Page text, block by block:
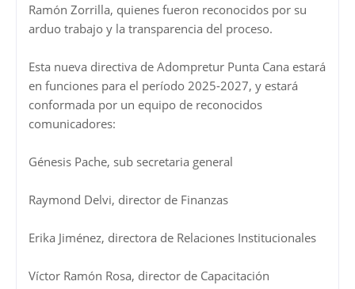
Ramón Zorrilla, quienes fueron reconocidos por su
arduo trabajo y la transparencia del proceso.
Esta nueva directiva de Adompretur Punta Cana estará
en funciones para el período 2025-2027, y estará
conformada por un equipo de reconocidos
comunicadores:
Génesis Pache, sub secretaria general
Raymond Delvi, director de Finanzas
Erika Jiménez, directora de Relaciones Institucionales
Víctor Ramón Rosa, director de Capacitación